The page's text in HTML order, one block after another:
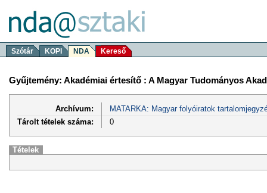
Szótár KOPI NDA Kereső
Gyűjtemény: Akadémiai értesítő : A Magyar Tudományos
Archívum:
MATARKA: Magyar folyóiratok
Tárolt tételek száma:
0
Tételek